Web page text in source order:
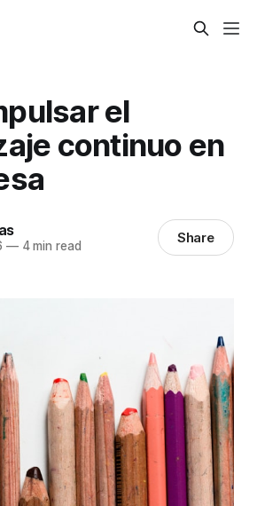
el
continuo en
—4 min read Share